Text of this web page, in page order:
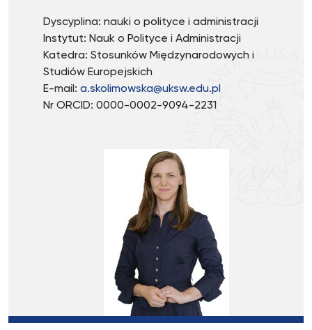
Dyscyplina: nauki o polityce i administracji
Instytut: Nauk o Polityce i Administracji
Katedra: Stosunków Międzynarodowych i
Studiów Europejskich
E-mail: a.skolimowska@uksw.edu.pl
Nr ORCID: 0000-0002-9094-2231